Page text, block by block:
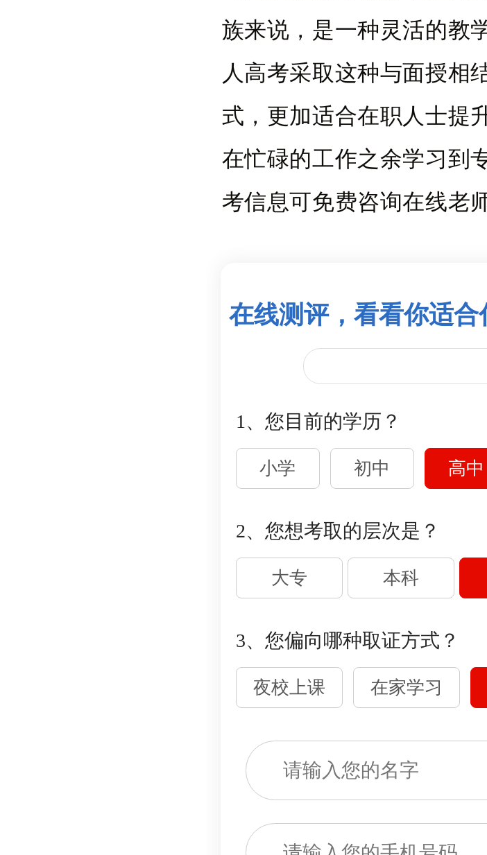
族来说，是一种灵活的教
人高考采取这种与面授相
式，更加适合在职人士提
在忙碌的工作之余学习到
考信息可免费咨询在线老师
在线测评，看看你适合
1、您目前的学历？
小学 初中 高中
2、您想考取的层次是？
大专 本科
3、您偏向哪种取证方式？
夜校上课 在家学习